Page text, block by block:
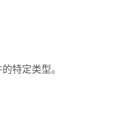
特定类型。